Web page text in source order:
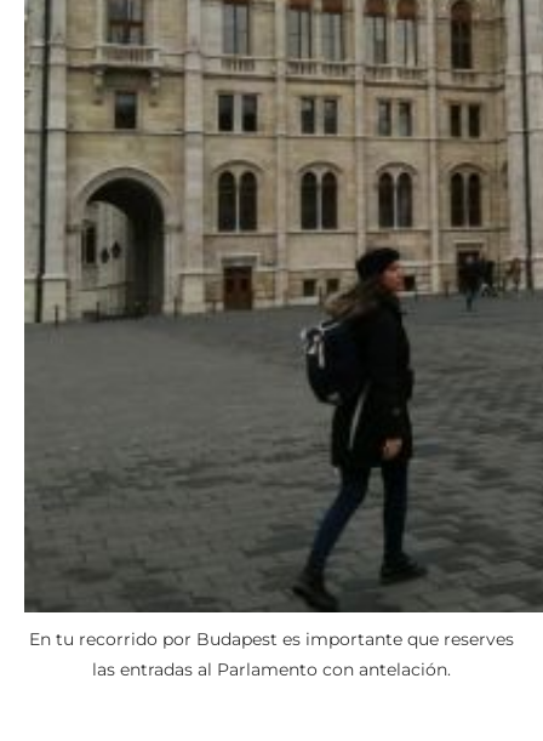
En tu recorrido por Budapest es importante que reserves
las entradas al Parlamento con antelación.